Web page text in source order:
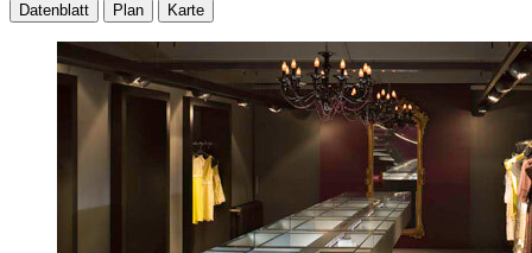
Datenblatt Plan Karte